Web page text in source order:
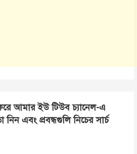
আমার ইউ টিউব চ্যানেল-এ
এবং প্রবন্ধগুলি নিচের সার্চ